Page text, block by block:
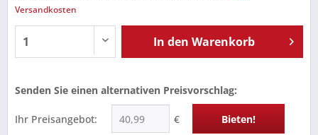
Versandkosten
In den Warenkorb
Senden Sie einen alternativen Preisvorschlag:
Ihr Preisangebot: € Bieten!